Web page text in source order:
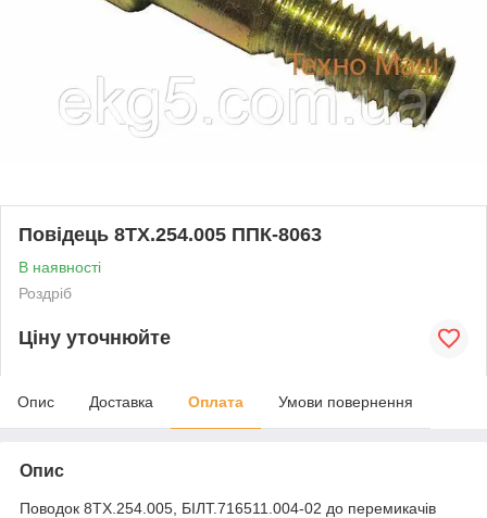
Повідець 8ТХ.254.005 ППК-8063
В наявності
Роздріб
Ціну уточнюйте
Опис Доставка Оплата Умови повернення
Опис
Поводок 8ТХ.254.005, БІЛТ.716511.004-02 до перемикачів